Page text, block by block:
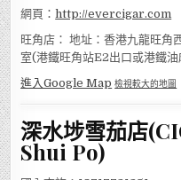
網頁：http://evercigar.com
旺角店： 地址：香港九龍旺角
室(港鐵旺角站E2出口或港鐵
進入Google Map 檢視較大的地圖
深水埗雪茄店
Shui Po)